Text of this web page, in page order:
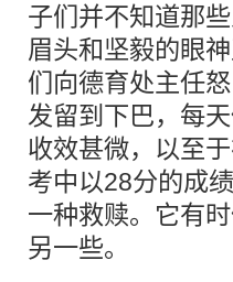
子们并不知道那
眉头和坚毅的眼
们向德育处主任
发留到下巴，每
收效甚微，以至
考中以28分的成
一种救赎。它有
另一些。